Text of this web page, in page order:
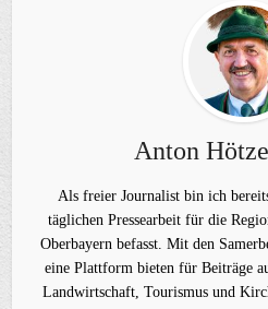
Anton
Als freier Journalist bin ich
täglichen Pressearbeit für die
Oberbayern befasst. Mit den
eine Plattform bieten für Beiträge
Landwirtschaft, Tourismus und